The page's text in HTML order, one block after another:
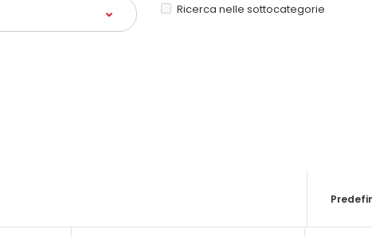
Ricerca nelle sottocategorie